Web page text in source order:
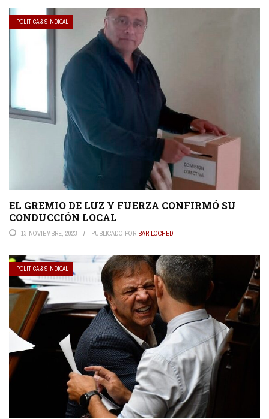
POLÍTICA & SINDICAL
EL GREMIO DE LUZ Y FUERZA CONFIRMÓ SU
CONDUCCIÓN LOCAL
13 NOVIEMBRE, 2023 PUBLICADO POR BARILOCHED
POLÍTICA & SINDICAL